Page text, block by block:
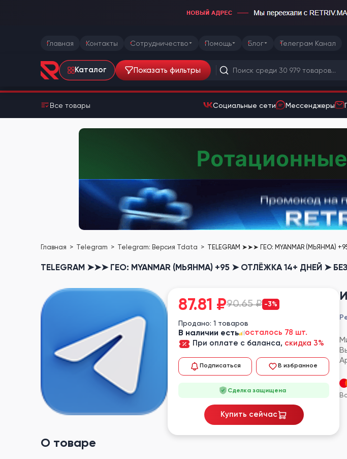
Главная Контакты Сотрудничество Помощь Блог Телеграм Канал
Каталог Показать фильтры
Все товары Социальные сети Мессенджеры
Главная Telegram Telegram: Версия Tdata TELEGRAM ➤➤➤ ГЕО: MYANMAR (МЬЯНМА)
TELEGRAM ➤➤➤ ГЕО: MYANMAR (МЬЯНМА) +95 ➤ ОТЛЁЖКА 14+ ДНЕЙ ➤
О товаре
87.81 ₽90.65 ₽ -3%
Продано: 1 товаров
В наличии есть
осталось 78 шт.
При оплате с баланса, скидка 3%
Подписаться В избранное
Сделка защищена
Купить сейчас